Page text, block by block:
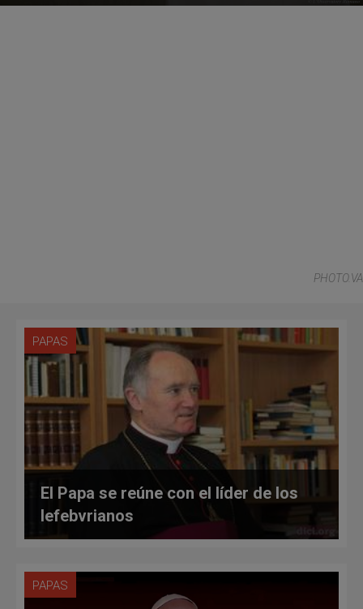
PHOTO.VA
PAPAS
El Papa se reúne con el líder de los
lefebvrianos
PAPAS